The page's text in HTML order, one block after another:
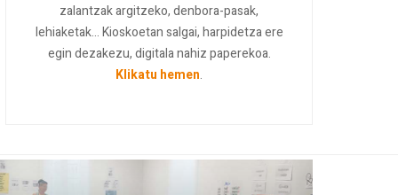
zalantzak argitzeko, denbora-pasak,
lehiaketak... Kioskoetan salgai, harpidetza ere
egin dezakezu, digitala nahiz paperekoa.
Klikatu hemen.